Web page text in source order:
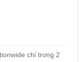
chỉ trong 2